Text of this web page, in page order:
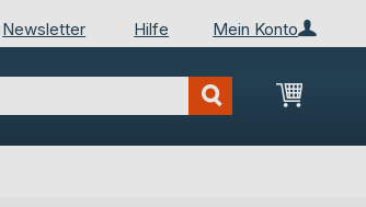
Mein Konto
Newsletter Hilfe
Mein